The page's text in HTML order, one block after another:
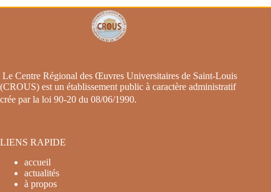
Le Centre Régional des Œuvres Universitaires de Saint-Louis
(CROUS) est un établissement public à caractère administratif
crée par la loi 90-20 du 08/06/1990.
LIENS RAPIDE
accueil
actualités
à propos